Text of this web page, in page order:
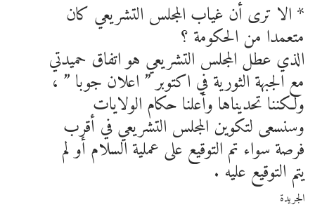
* الا ترى أن غياب المجلس التشريعي كان
متعمدا من الحكومة ؟
الذي عطل المجلس التشريعي هو اتفاق حميدتي
مع الجبهة الثورية في اكتوبر ” اعلان جوبا ” ،
ولكننا تحديناها وأعلنا حكام الولايات
وسنسعى لتكوين المجلس التشريعي في أقرب
فرصة سواء تم التوقيع على عملية السلام أو لم
يتم التوقيع عليه .
الجريدة